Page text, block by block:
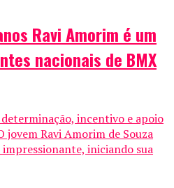
Ravi Amorim é um
nacionais de BMX
incentivo e apoio
Ravi Amorim de Souza
iniciando sua